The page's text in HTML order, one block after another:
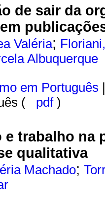
de sair da
Valéria;
Albuquerque
em Português
( pdf )
e trabalho na
qualitativa
Machado;